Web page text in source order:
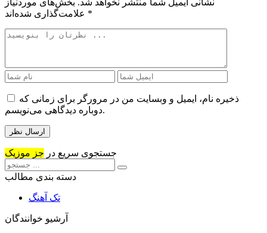
نشانی ایمیل شما منتشر نخواهد شد. بخش‌های موردنیاز
*
ذخیره نام، ایمیل و وبسایت من در مرورگر برای زمانی که
دوباره دیدگاهی می‌نویسم.
جستجوی سریع در جز موزیک
دسته بندی مطالب
تک آهنگ
آرشیو خوانندگان